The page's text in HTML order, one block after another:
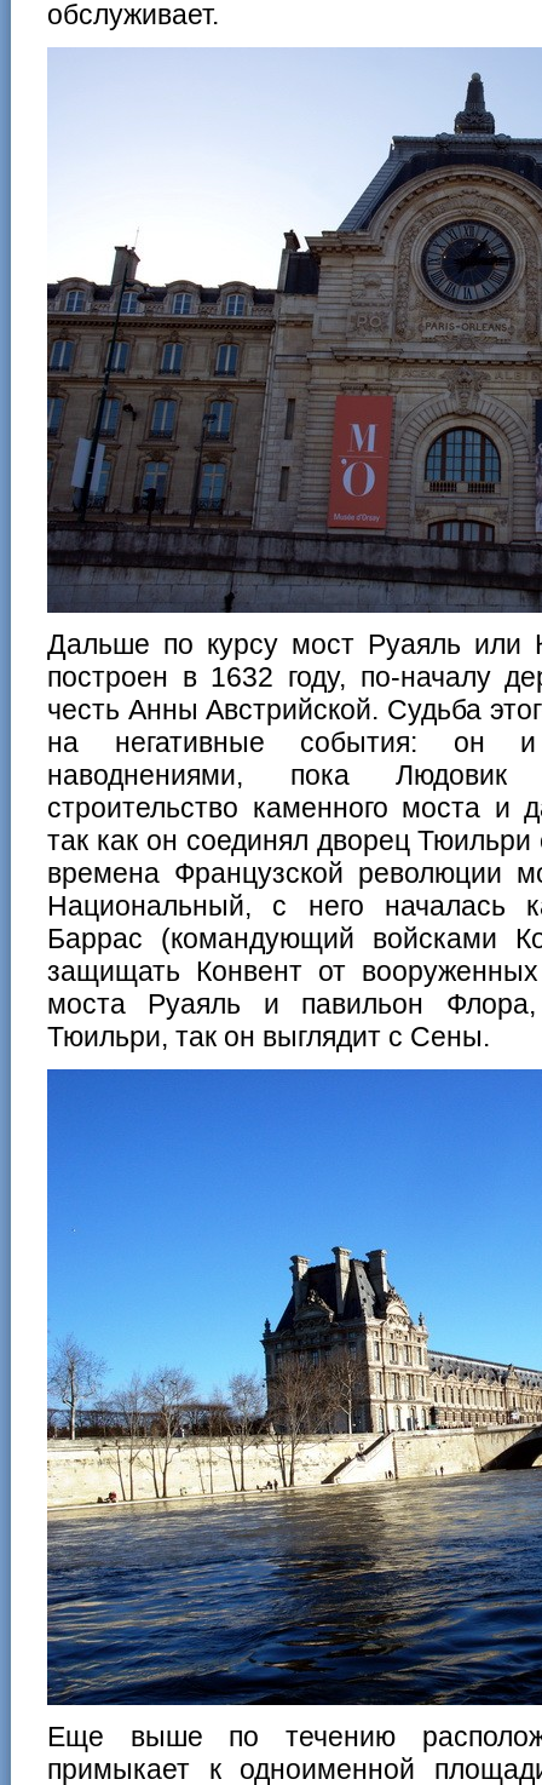
обслуживает.
Дальше по курсу мост Руаяль или
построен в 1632 году, по-началу
честь Анны Австрийской. Судьба
на негативные события: он
наводнениями, пока
строительство каменного моста и
так как он соединял дворец
времена Французской революции
Национальный, с него началась
Баррас (командующий войсками
защищать Конвент от
моста Руаяль и павильон
Тюильри, так он выглядит с Сены.
Еще выше по течению
примыкает к одноименной